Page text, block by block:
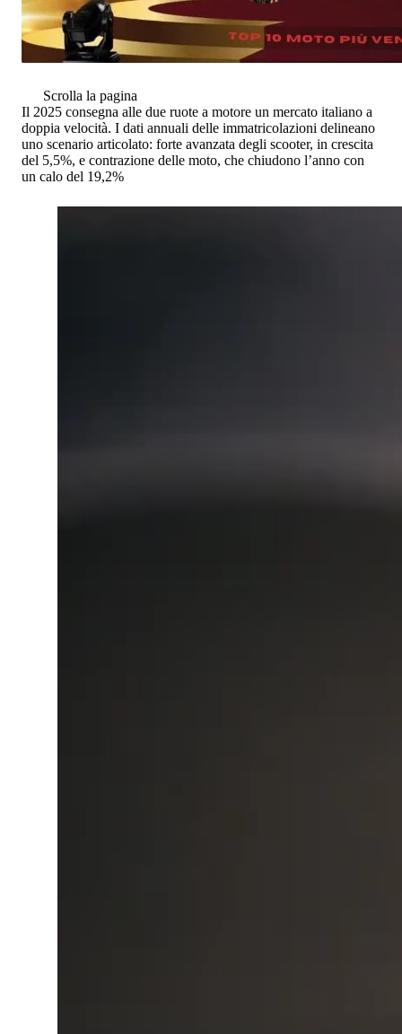
Scrolla la pagina
Il 2025 consegna alle due ruote a motore un mercato italiano a
doppia velocità. I dati annuali delle immatricolazioni delineano
uno scenario articolato: forte avanzata degli scooter, in crescita
del 5,5%, e contrazione delle moto, che chiudono l’anno con
un calo del 19,2%